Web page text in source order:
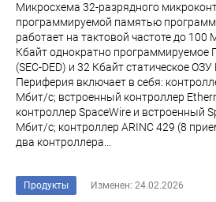
Микросхема 32-разрядного
программируемой памятью
работает на тактовой частоте до
Кбайт однократно программируемое
(SEC-DED) и 32 Кбайт статическое ОЗУ
Периферия включает в себя:
Мбит/с; встроенный контроллер
контроллер SpaceWire и встроенный
Мбит/с; контроллер ARINC 429 (8
два контроллера...
Продукты Изменен: 24.02.2026